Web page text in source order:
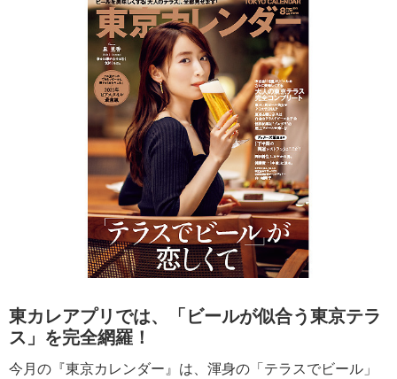
東カレアプリでは、「ビールが似合う東京テラ
ス」を完全網羅！
今月の『東京カレンダー』は、渾身の「テラスでビール」